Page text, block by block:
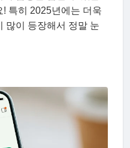
특히 2025년에는 더욱
많이 등장해서 정말 눈